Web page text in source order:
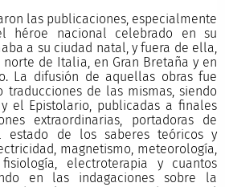
las publicaciones, especialmente
héroe nacional celebrado en su
a su ciudad natal, y fuera de ella,
de Italia, en Gran Bretaña y en
La difusión de aquellas obras fue
traducciones de las mismas, siendo
el Epistolario, publicadas a finales
extraordinarias, portadoras de
estado de los saberes teóricos y
magnetismo, meteorología,
electroterapia y cuantos
en las indagaciones sobre la